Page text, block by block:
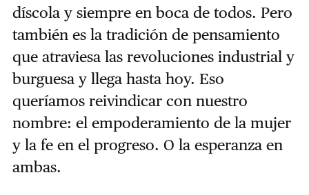
díscola y siempre en boca de todos. Pero
también es la tradición de pensamiento
que atraviesa las revoluciones industrial y
burguesa y llega hasta hoy. Eso
queríamos reivindicar con nuestro
nombre: el empoderamiento de la mujer
y la fe en el progreso. O la esperanza en
ambas.